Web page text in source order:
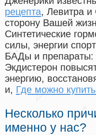
рецепта, Левитра и
сторону Вашей
Синтетические
силы, энергии
БАДы и препараты:
Экдистерон
энергию,
и, Где можно
Несколько
именно у нас?